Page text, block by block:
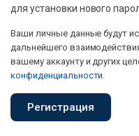
для установки нового
Ваши личные данные будут
дальнейшего
вашему аккаунту и других
конфиденциальности
Регистрация